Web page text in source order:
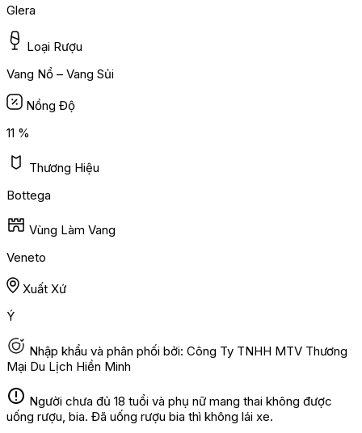
Glera
Loại Rượu
Vang Nổ – Vang Sủi
Nồng Độ
11 %
Thương Hiệu
Bottega
Vùng Làm Vang
Veneto
Xuất Xứ
Ý
Nhập khẩu và phân phối bởi: Công Ty TNHH MTV Thương
Mại Du Lịch Hiền Minh
Người chưa đủ 18 tuổi và phụ nữ mang thai không được
uống rượu, bia. Đã uống rượu bia thì không lái xe.